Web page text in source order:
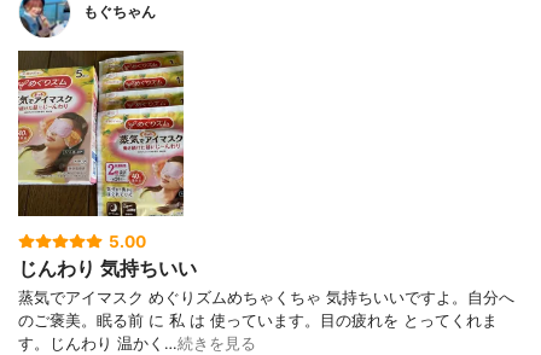
もぐちゃん
5.00
じんわり 気持ちいい
蒸気でアイマスク めぐりズムめちゃくちゃ 気持ちいいですよ。自分へ
のご褒美。眠る前 に 私 は 使っています。目の疲れを とってくれま
す。じんわり 温かく…続きを見る